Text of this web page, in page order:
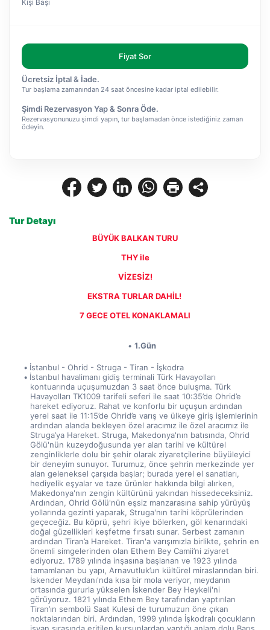
Tur Detayı
BÜYÜK BALKAN TURU
THY ile
VİZESİZ!
EKSTRA TURLAR DAHİL!
7 GECE OTEL KONAKLAMALI
1.Gün
İstanbul - Ohrid - Struga - Tiran - İşkodra
İstanbul havalimanı gidiş terminali Türk Havayolları
kontuarında uçuşumuzdan 3 saat önce buluşma. Türk
Havayolları TK1009 tarifeli seferi ile saat 10:35’de Ohrid’e
hareket ediyoruz. Rahat ve konforlu bir uçuşun ardından
yerel saat ile 11:15’de Ohrid’e varış ve ülkeye giriş işlemlerinin
ardından alanda bekleyen özel aracımız ile özel aracımız ile
Struga’ya Hareket. Struga, Makedonya'nın batısında, Ohrid
Gölü'nün kuzeydoğusunda yer alan tarihi ve kültürel
zenginliklerle dolu bir şehir olarak ziyaretçilerine büyüleyici
bir deneyim sunuyor. Turumuz, önce şehrin merkezinde yer
alan geleneksel çarşıda başlar; burada yerel el sanatları,
hediyelik eşyalar ve taze ürünler hakkında bilgi alırken,
Makedonya'nın zengin kültürünü yakından hissedeceksiniz.
Ardından, Ohrid Gölü'nün eşsiz manzarasına sahip yürüyüş
yollarında gezinti yaparak, Struga'nın tarihi köprülerinden
geçeceğiz. Bu köprü, şehri ikiye bölerken, göl kenarındaki
doğal güzellikleri keşfetme fırsatı sunar. Serbest zamanın
ardından Tiran’a Hareket. Tiran'a varışımızla birlikte, şehrin en
önemli simgelerinden olan Ethem Bey Camii’ni ziyaret
ediyoruz. 1789 yılında inşasına başlanan ve 1923 yılında
tamamlanan bu yapı, Arnavutluk’un kültürel miraslarından biri.
İskender Meydanı'nda kısa bir mola veriyor, meydanın
ortasında gururla yükselen İskender Bey Heykeli'ni
görüyoruz. 1821 yılında Ethem Bey tarafından yaptırılan
Tiran’ın sembolü Saat Kulesi de turumuzun öne çıkan
noktalarından biri. Ardından, 1999 yılında İşkodralı çocukların
Kişi Başı
Fiyat Sor
Ücretsiz İptal & İade.
Tur başlama zamanından 24 saat öncesine kadar iptal edilebilir.
Şimdi Rezervasyon Yap & Sonra Öde.
Rezervasyonunuzu şimdi yapın, tur başlamadan önce istediğiniz zaman
ödeyin.